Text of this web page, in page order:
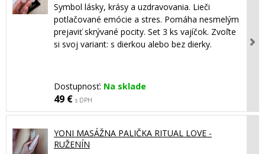
Symbol lásky, krásy a uzdravovania. Lieči
potlačované emócie a stres. Pomáha nesmelým
prejaviť skrývané pocity. Set 3 ks vajíčok. Zvoľte
si svoj variant: s dierkou alebo bez dierky.
Dostupnosť: Na sklade
49 € s DPH
YONI MASÁŽNA PALIČKA RITUAL LOVE -
RUŽENÍN